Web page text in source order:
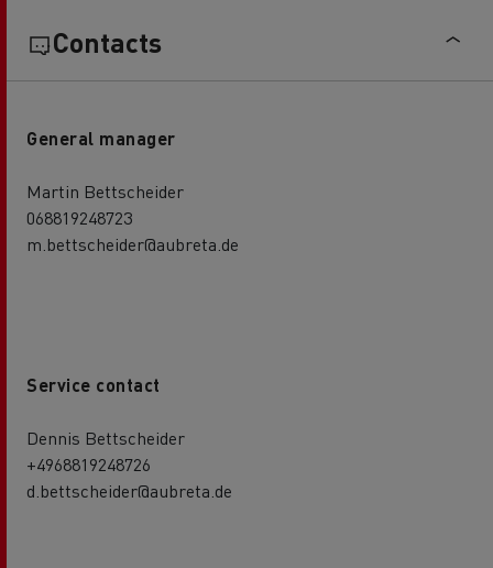
Contacts
General manager
Martin Bettscheider
068819248723
m.bettscheider@aubreta.de
Service contact
Dennis Bettscheider
+4968819248726
d.bettscheider@aubreta.de